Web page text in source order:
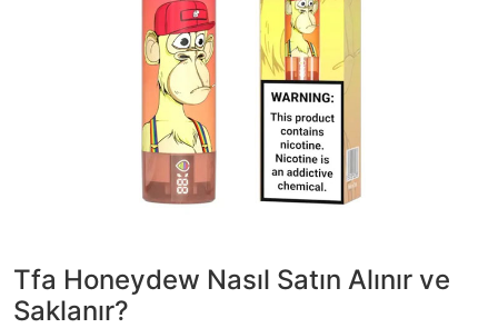
Tfa Honeydew Nasıl Satın Alınır ve
Saklanır?